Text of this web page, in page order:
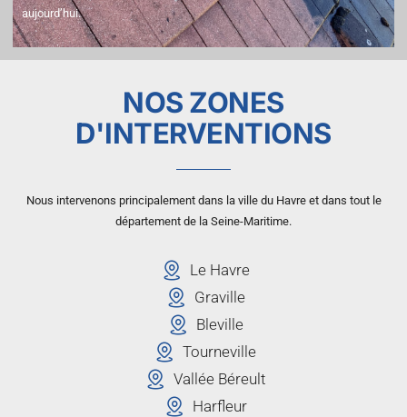
aujourd’hui.
NOS ZONES
D'INTERVENTIONS
Nous intervenons principalement dans la ville du Havre et dans tout le
département de la Seine-Maritime.
Le Havre
Graville
Bleville
Tourneville
Vallée Béreult
Harfleur